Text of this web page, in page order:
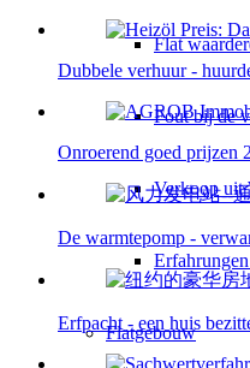
Flat
Fout bij de
Verkoop uit
Flatgebouw
Dubbele verhuur -
Onroerend goed prijzen
De warmtepomp -
Erfpacht - een huis